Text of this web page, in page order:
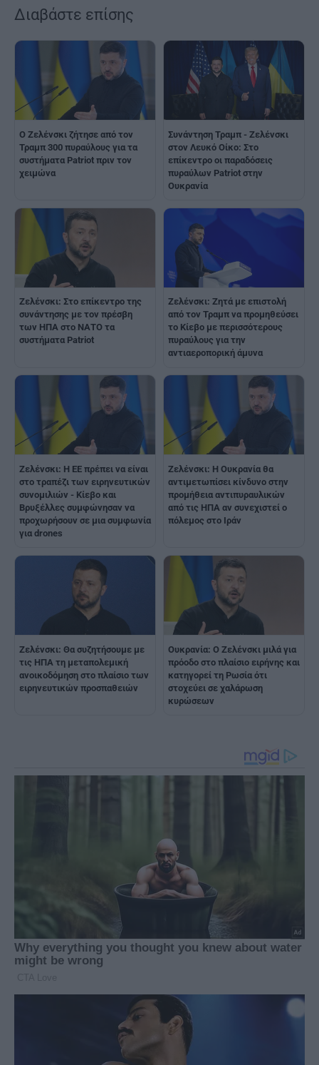
Διαβάστε επίσης
Ο Ζελένσκι ζήτησε από τον
Τραμπ 300 πυραύλους για τα
συστήματα Patriot πριν τον
χειμώνα
Συνάντηση Τραμπ - Ζελένσκι
στον Λευκό Οίκο: Στο
επίκεντρο οι παραδόσεις
πυραύλων Patriot στην
Ουκρανία
Ζελένσκι: Στο επίκεντρο της
συνάντησης με τον πρέσβη
των ΗΠΑ στο ΝΑΤΟ τα
συστήματα Patriot
Ζελένσκι: Zητά με επιστολή
από τον Τραμπ να προμηθεύσει
το Κίεβο με περισσότερους
πυραύλους για την
αντιαεροπορική άμυνα
Ζελένσκι: H ΕE πρέπει να είναι
στο τραπέζι των ειρηνευτικών
συνομιλιών - Κίεβο και
Βρυξέλλες συμφώνησαν να
προχωρήσουν σε μια συμφωνία
για drones
Ζελένσκι: Η Ουκρανία θα
αντιμετωπίσει κίνδυνο στην
προμήθεια αντιπυραυλικών
από τις ΗΠΑ αν συνεχιστεί ο
πόλεμος στο Ιράν
Ζελένσκι: Θα συζητήσουμε με
τις ΗΠΑ τη μεταπολεμική
ανοικοδόμηση στο πλαίσιο των
ειρηνευτικών προσπαθειών
Ουκρανία: Ο Ζελένσκι μιλά για
πρόοδο στο πλαίσιο ειρήνης και
κατηγορεί τη Ρωσία ότι
στοχεύει σε χαλάρωση
κυρώσεων